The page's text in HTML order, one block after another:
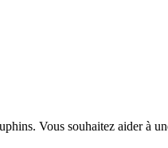
Vous souhaitez aider à